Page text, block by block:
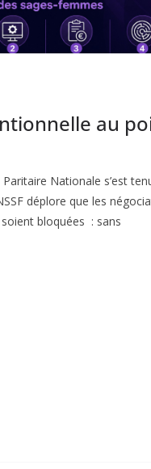
au
Nationale s’est
déplore que les
bloquées : sans